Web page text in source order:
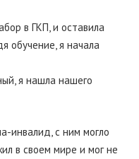
в ГКП, и оставила
обучение, я начала
я нашла нашего
инвалид, с ним могло
в своем мире и мог не